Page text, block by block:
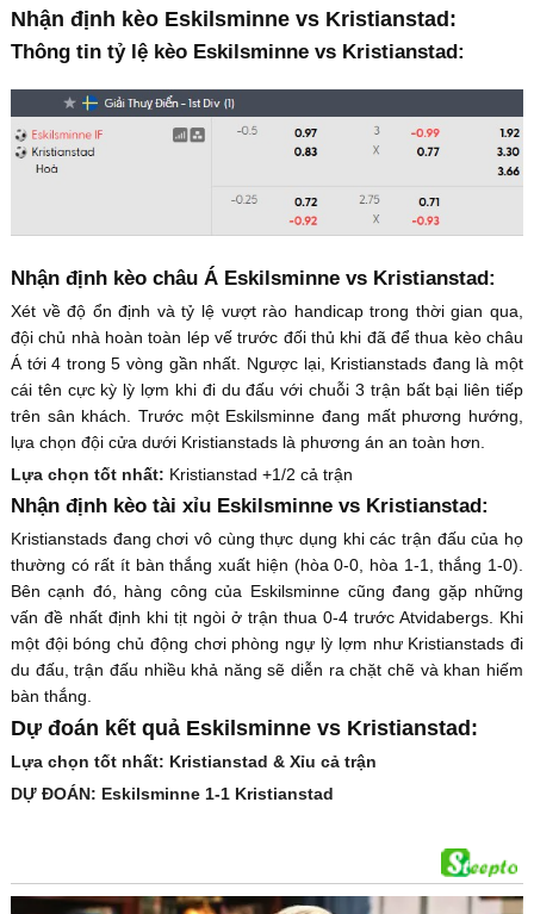
Nhận định kèo Eskilsminne vs Kristianstad:
Thông tin tỷ lệ kèo Eskilsminne vs Kristianstad:
Nhận định kèo châu Á Eskilsminne vs Kristianstad:
Xét về độ ổn định và tỷ lệ vượt rào handicap trong thời gian qua,
đội chủ nhà hoàn toàn lép vế trước đối thủ khi đã để thua kèo châu
Á tới 4 trong 5 vòng gần nhất. Ngược lại, Kristianstads đang là một
cái tên cực kỳ lỳ lợm khi đi du đấu với chuỗi 3 trận bất bại liên tiếp
trên sân khách. Trước một Eskilsminne đang mất phương hướng,
lựa chọn đội cửa dưới Kristianstads là phương án an toàn hơn.
Lựa chọn tốt nhất: Kristianstad +1/2 cả trận
Nhận định kèo tài xỉu Eskilsminne vs Kristianstad:
Kristianstads đang chơi vô cùng thực dụng khi các trận đấu của họ
thường có rất ít bàn thắng xuất hiện (hòa 0-0, hòa 1-1, thắng 1-0).
Bên cạnh đó, hàng công của Eskilsminne cũng đang gặp những
vấn đề nhất định khi tịt ngòi ở trận thua 0-4 trước Atvidabergs. Khi
một đội bóng chủ động chơi phòng ngự lỳ lợm như Kristianstads đi
du đấu, trận đấu nhiều khả năng sẽ diễn ra chặt chẽ và khan hiếm
bàn thắng.
Dự đoán kết quả Eskilsminne vs Kristianstad:
Lựa chọn tốt nhất: Kristianstad & Xỉu cả trận
DỰ ĐOÁN: Eskilsminne 1-1 Kristianstad